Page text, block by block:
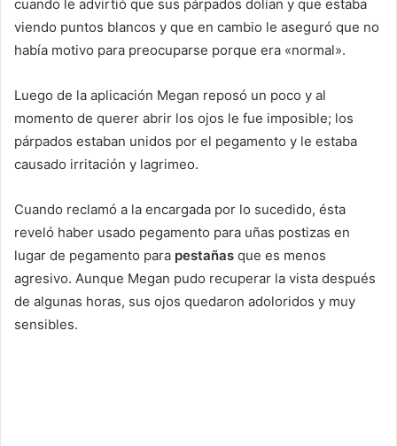
cuando le advirtió que sus párpados dolían y que estaba
viendo puntos blancos y que en cambio le aseguró que no
había motivo para preocuparse porque era «normal».
Luego de la aplicación Megan reposó un poco y al
momento de querer abrir los ojos le fue imposible; los
párpados estaban unidos por el pegamento y le estaba
causado irritación y lagrimeo.
Cuando reclamó a la encargada por lo sucedido, ésta
reveló haber usado pegamento para uñas postizas en
lugar de pegamento para pestañas que es menos
agresivo. Aunque Megan pudo recuperar la vista después
de algunas horas, sus ojos quedaron adoloridos y muy
sensibles.